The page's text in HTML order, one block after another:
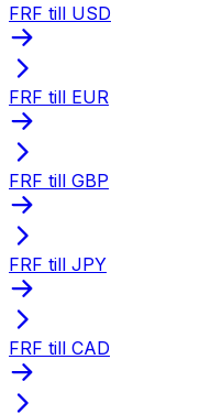
FRF till USD
FRF till EUR
FRF till GBP
FRF till JPY
FRF till CAD